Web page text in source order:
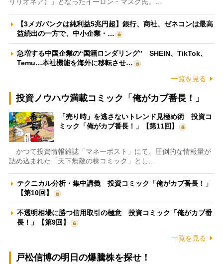
リリオネア）」となったイーロン・マスク氏。…
【3メガバンクは純利益5兆円超】銀行、商社、ゼネコンは最高
益続出の一方で、中小企業・…
急増する中国企業の“国籍ロンダリング” SHEIN、TikTok、
Temu…本社機能を海外に移転させ…
一覧を見る
投資ノウハウ満載コミック「俺がカブ番長！」
「売り時」を逃さないトレンド見極め術 投資コ
ミック「俺がカブ番長！」【第11回】
かつて投資情報雑誌「マネーポスト」にて、圧倒的な情報量が
詰め込まれた「天下無敵の株コミック」とし…
テクニカル分析・集中講義 投資コミック「俺がカブ番長！」
【第10回】
不透明相場に勝つ信用取引の極意 投資コミック「俺がカブ番
長！」【第9回】
一覧を見る
戸松信博の明日の爆騰株を探せ！